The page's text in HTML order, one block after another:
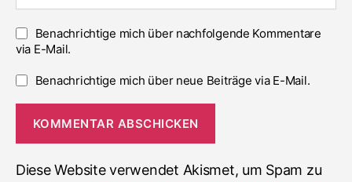
Benachrichtige mich über nachfolgende Kommentare
via E-Mail.
Benachrichtige mich über neue Beiträge via E-Mail.
Diese Website verwendet Akismet, um Spam zu